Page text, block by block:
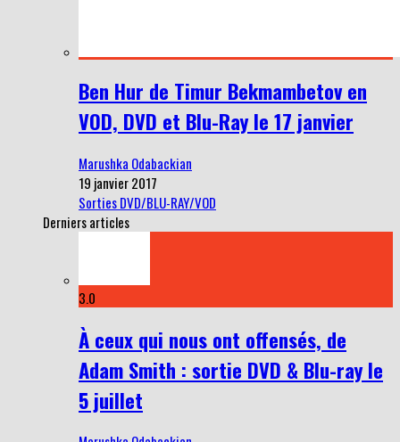
Ben Hur de Timur Bekmambetov en
VOD, DVD et Blu-Ray le 17 janvier
Marushka Odabackian
19 janvier 2017
Sorties DVD/BLU-RAY/VOD
Derniers articles
3.0
À ceux qui nous ont offensés, de
Adam Smith : sortie DVD & Blu-ray le
5 juillet